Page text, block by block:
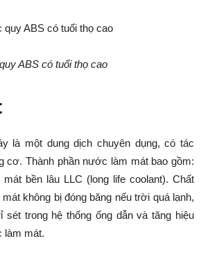
ABS có tuổi thọ cao
là một dung dịch chuyên dụng, có tác
cơ. Thành phần nước làm mát bao gồm:
bền lâu LLC (long life coolant). Chất
không bị đóng băng nếu trời quá lạnh,
sét trong hệ thống ống dẫn và tăng hiệu
làm mát.